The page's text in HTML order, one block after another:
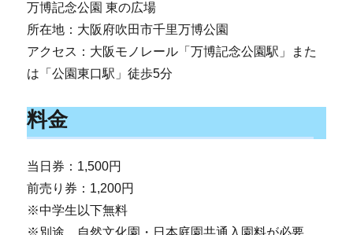
万博記念公園 東の広場
所在地：大阪府吹田市千里万博公園
アクセス：大阪モノレール「万博記念公園駅」また
は「公園東口駅」徒歩5分
料金
当日券：1,500円
前売り券：1,200円
※中学生以下無料
※別途、自然文化園・日本庭園共通入園料が必要